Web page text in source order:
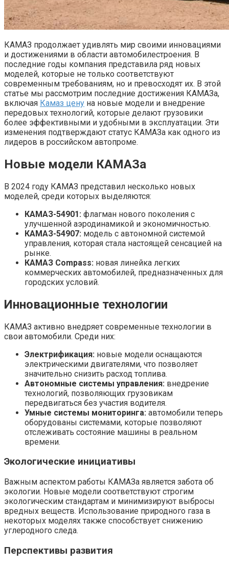
КАМАЗ продолжает удивлять мир своими инновациями
и достижениями в области автомобилестроения. В
последние годы компания представила ряд новых
моделей, которые не только соответствуют
современным требованиям, но и превосходят их. В этой
статье мы рассмотрим последние достижения КАМАЗа,
включая Камаз цену на новые модели и внедрение
передовых технологий, которые делают грузовики
более эффективными и удобными в эксплуатации. Эти
изменения подтверждают статус КАМАЗа как одного из
лидеров в российском автопроме.
Новые модели КАМАЗа
В 2024 году КАМАЗ представил несколько новых
моделей, среди которых выделяются:
КАМАЗ-54901: флагман нового поколения с
улучшенной аэродинамикой и экономичностью.
КАМАЗ-54907: модель с автономной системой
управления, которая стала настоящей сенсацией на
рынке.
КАМАЗ Compass: новая линейка легких
коммерческих автомобилей, предназначенных для
городских условий.
Инновационные технологии
КАМАЗ активно внедряет современные технологии в
свои автомобили. Среди них:
Электрификация: новые модели оснащаются
электрическими двигателями, что позволяет
значительно снизить расход топлива.
Автономные системы управления: внедрение
технологий, позволяющих грузовикам
передвигаться без участия водителя.
Умные системы мониторинга: автомобили теперь
оборудованы системами, которые позволяют
отслеживать состояние машины в реальном
времени.
Экологические инициативы
Важным аспектом работы КАМАЗа является забота об
экологии. Новые модели соответствуют строгим
экологическим стандартам и минимизируют выбросы
вредных веществ. Использование природного газа в
некоторых моделях также способствует снижению
углеродного следа.
Перспективы развития